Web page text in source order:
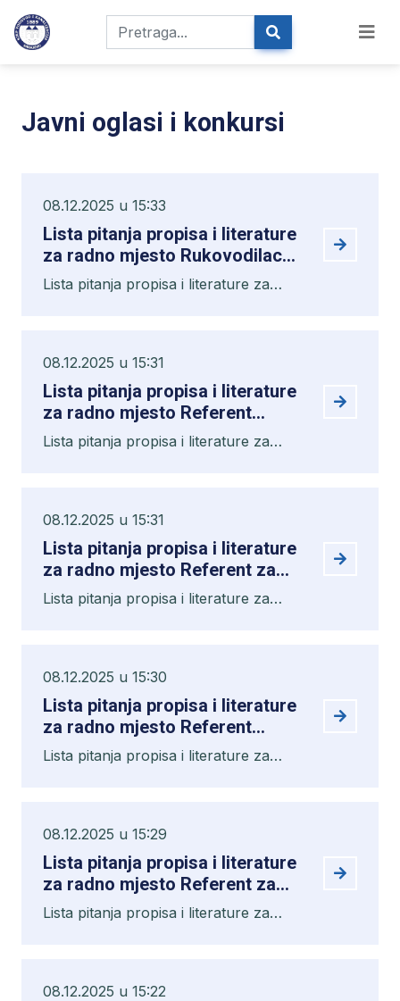
Javni oglasi i konkursi
08.12.2025 u 15:33
Lista pitanja propisa i literature
za radno mjesto Rukovodilac
Službe za računovodstvo i
finansije
Lista pitanja propisa i literature za
08.12.2025 u 15:31
Lista pitanja propisa i literature
za radno mjesto Referent
stalnih sredstava i osiguranja
Lista pitanja propisa i literature za
08.12.2025 u 15:31
Lista pitanja propisa i literature
za radno mjesto Referent za
reklamacije i informacije
Lista pitanja propisa i literature za
08.12.2025 u 15:30
Lista pitanja propisa i literature
za radno mjesto Referent
naplate III
Lista pitanja propisa i literature za
08.12.2025 u 15:29
Lista pitanja propisa i literature
za radno mjesto Referent za
zastupanja i pravna pitanja
Lista pitanja propisa i literature za
08.12.2025 u 15:22